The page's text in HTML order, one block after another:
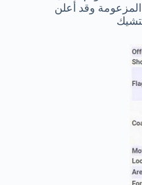
المزعومة وقد أعلن